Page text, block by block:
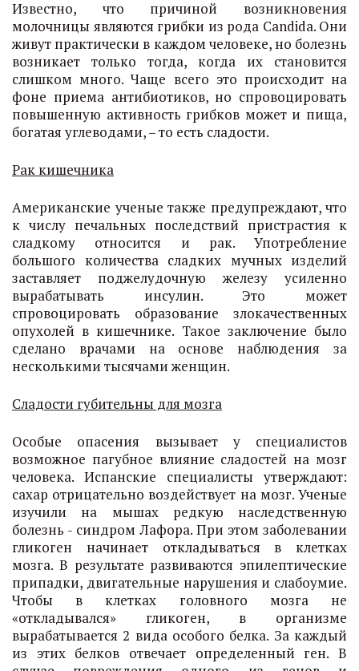
Известно, что причиной возникновения
молочницы являются грибки из рода Candida. Они
живут практически в каждом человеке, но болезнь
возникает только тогда, когда их становится
слишком много. Чаще всего это происходит на
фоне приема антибиотиков, но спровоцировать
повышенную активность грибков может и пища,
богатая углеводами, – то есть сладости.
Рак кишечника
Американские ученые также предупреждают, что
к числу печальных последствий пристрастия к
сладкому относится и рак. Употребление
большого количества сладких мучных изделий
заставляет поджелудочную железу усиленно
вырабатывать инсулин. Это может
спровоцировать образование злокачественных
опухолей в кишечнике. Такое заключение было
сделано врачами на основе наблюдения за
несколькими тысячами женщин.
Сладости губительны для мозга
Особые опасения вызывает у специалистов
возможное пагубное влияние сладостей на мозг
человека. Испанские специалисты утверждают:
сахар отрицательно воздействует на мозг. Ученые
изучили на мышах редкую наследственную
болезнь - синдром Лафора. При этом заболевании
гликоген начинает откладываться в клетках
мозга. В результате развиваются эпилептические
припадки, двигательные нарушения и слабоумие.
Чтобы в клетках головного мозга не
«откладывался» гликоген, в организме
вырабатывается 2 вида особого белка. За каждый
из этих белков отвечает определенный ген. В